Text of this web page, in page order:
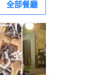
全部餐廳